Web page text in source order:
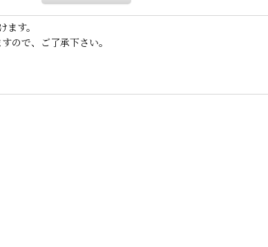
ます。
ので、ご了承下さい。